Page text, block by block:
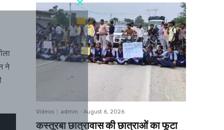
ने
Videos admin August 6, 2026
कस्तूरबा छात्रावास की छात्राओं का फूटा